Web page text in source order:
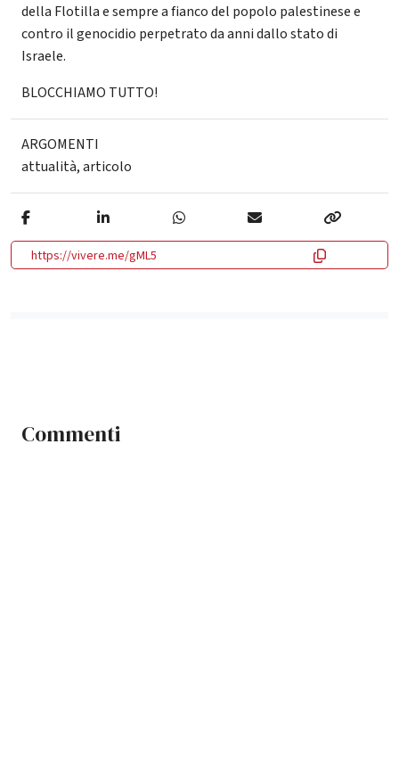
della Flotilla e sempre a fianco del popolo palestinese e
contro il genocidio perpetrato da anni dallo stato di
Israele.
BLOCCHIAMO TUTTO!
ARGOMENTI
attualità,articolo
https://vivere.me/gML5
Commenti